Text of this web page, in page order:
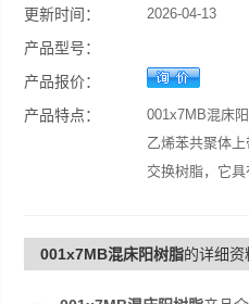
更新时间： 2026-04-13
产品型号：
产品报价：
产品特点：
001x7MB混床
乙烯苯共聚体
交换树脂，它
不透明球状颗粒
001x7MB混床阳树脂的详细资